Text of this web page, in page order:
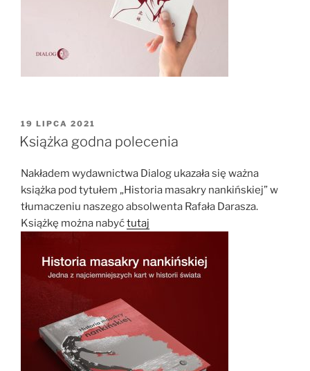
OPUBLIKOWANE
W
19 LIPCA 2021
Książka godna polecenia
Nakładem wydawnictwa Dialog ukazała się ważna
książka pod tytułem „Historia masakry nankińskiej” w
tłumaczeniu naszego absolwenta Rafała Darasza.
Książkę można nabyćtutaj